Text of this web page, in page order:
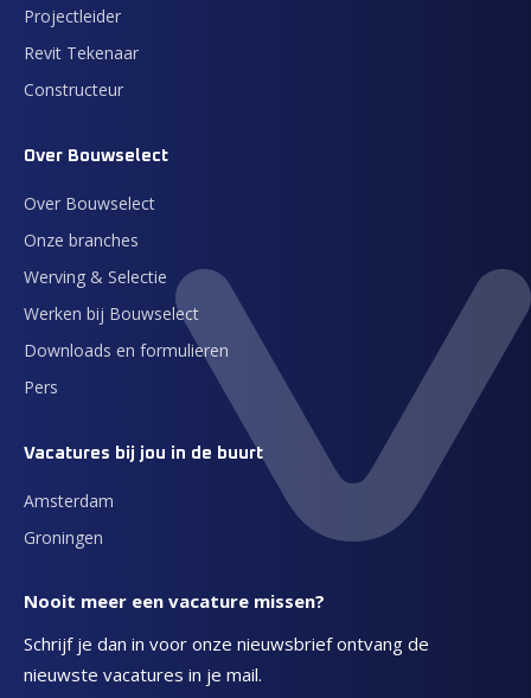
Projectleider
Revit Tekenaar
Constructeur
Over Bouwselect
Over Bouwselect
Onze branches
Werving & Selectie
Werken bij Bouwselect
Downloads en formulieren
Pers
Vacatures bij jou in de buurt
Amsterdam
Groningen
Nooit meer een vacature missen?
Schrijf je dan in voor onze nieuwsbrief ontvang de
nieuwste vacatures in je mail.